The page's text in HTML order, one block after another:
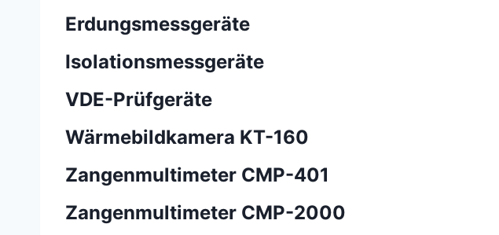
Erdungsmessgeräte
Isolationsmessgeräte
VDE-Prüfgeräte
Wärmebildkamera KT-160
Zangenmultimeter CMP-401
Zangenmultimeter CMP-2000